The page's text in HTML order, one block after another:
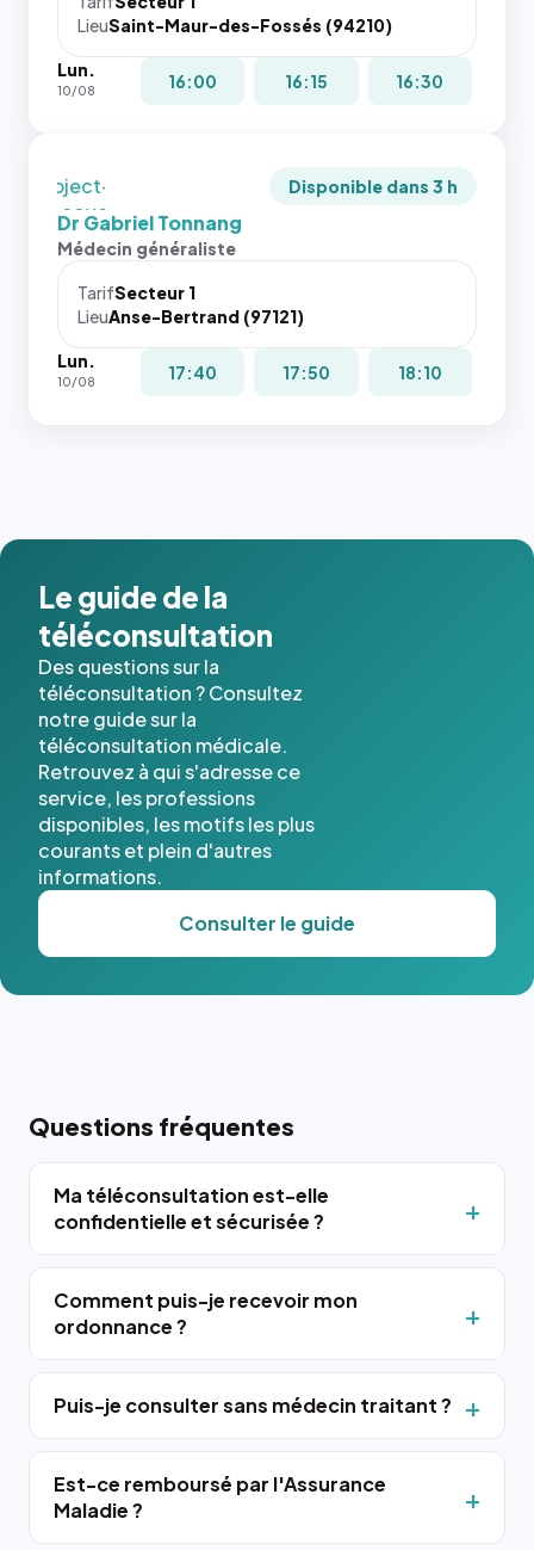
navigateur
pas la
place, et
dernières
images de
l'annuaire
dans ce
cas. #}
LieuSaint-Maur-des-Fossés (94210)
Lun.
10/08 16:00 16:15 16:30
toutes les
puisque la
`object-
fit: cover`.
Sans ces
navigateur
pas la
place, et
Disponible dans 3 h
Dr Gabriel Tonnang
Médecin généraliste
TarifSecteur 1
LieuAnse-Bertrand (97121)
Lun.
10/08 17:40 17:50 18:10
Le guide de la
téléconsultation
Des questions sur la
téléconsultation ? Consultez
notre guide sur la
téléconsultation médicale.
Retrouvez à qui s'adresse ce
service, les professions
disponibles, les motifs les plus
courants et plein d'autres
informations.
Consulter le guide
Questions fréquentes
Ma téléconsultation est-elle
confidentielle et sécurisée ?
Comment puis-je recevoir mon
ordonnance ?
Puis-je consulter sans médecin traitant ?
Est-ce remboursé par l'Assurance
Maladie ?